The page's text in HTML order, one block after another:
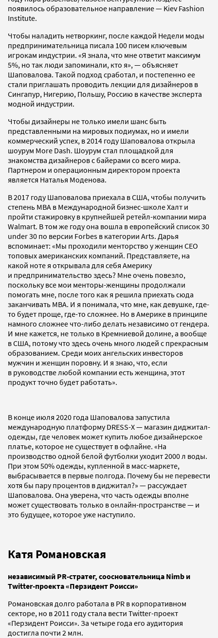
появилось образовательное направление — Kiev Fashion
Institute.
Чтобы наладить нетворкинг, после каждой Недели моды
предпринимательница писала 100 писем ключевым
игрокам индустрии. «Я знала, что мне ответит максимум
5%, но так люди запоминали, кто я», — объясняет
Шаповалова. Такой подход сработал, и постепенно ее
стали приглашать проводить лекции для дизайнеров в
Сингапур, Нигерию, Польшу, Россию в качестве эксперта
модной индустрии.
Чтобы дизайнеры не только имели шанс быть
представленными на мировых подиумах, но и имели
коммерческий успех, в 2014 году Шаповалова открыла
шоурум More Dash. Шоурум стал площадкой для
знакомства дизайнеров с байерами со всего мира.
Партнером и операционным директором проекта
является Наталья Моденова.
В 2017 году Шаповалова приехала в США, чтобы получить
степень MBA в Международной бизнес-школе Халт и
пройти стажировку в крупнейшей ретейл-компании мира
Walmart. В том же году она вошла в европейский список 30
under 30 по версии Forbes в категории Arts. Дарья
вспоминает: «Мы проходили менторство у женщин CEO
топовых американских компаний. Представляете, на
какой ноте я открывала для себя Америку
и предпринимательство здесь? Мне очень повезло,
поскольку все мои менторы-женщины продолжали
помогать мне, после того как я решила приехать сюда
заканчивать MBA. И я понимала, что мне, как девушке, где-
то будет проще, где-то сложнее. Но в Америке в принципе
намного сложнее что-либо делать независимо от гендера.
И мне кажется, не только в Кремниевой долине, а вообще
в США, потому что здесь очень много людей с прекрасным
образованием. Среди моих ангельских инвесторов
мужчин и женщин поровну. И я знаю, что, если
в руководстве любой компании есть женщина, этот
продукт точно будет работать».
В конце июля 2020 года Шаповалова запустила
международную платформу DRESS-X — магазин диджитал-
одежды, где человек может купить любое дизайнерское
платье, которое не существует в офлайне. «На
производство одной белой футболки уходит 2000 л воды.
При этом 50% одежды, купленной в масс-маркете,
выбрасывается в первые полгода. Почему бы не перевести
хотя бы пару процентов в диджитал?» — рассуждает
Шаповалова. Она уверена, что часть одежды вполне
может существовать только в онлайн-пространстве — и
это будущее, которое уже наступило.
Катя Романовская
независимый PR-стратег, соосновательница Nimb и
Twitter-проекта «Перзидент Роисси»
Романовская долго работала в PR в корпоративном
секторе, но в 2011 году стала вести Twitter-проект
«Перзидент Роисси». За четыре года его аудитория
достигла почти 2 млн.